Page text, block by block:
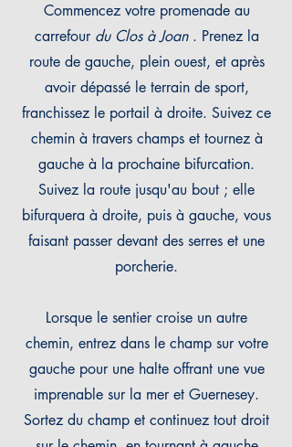
Commencez votre promenade au
carrefour du Clos à Joan. Prenez la
route de gauche, plein ouest, et après
avoir dépassé le terrain de sport,
franchissez le portail à droite. Suivez ce
chemin à travers champs et tournez à
gauche à la prochaine bifurcation.
Suivez la route jusqu'au bout ; elle
bifurquera à droite, puis à gauche, vous
faisant passer devant des serres et une
porcherie.
Lorsque le sentier croise un autre
chemin, entrez dans le champ sur votre
gauche pour une halte offrant une vue
imprenable sur la mer et Guernesey.
Sortez du champ et continuez tout droit